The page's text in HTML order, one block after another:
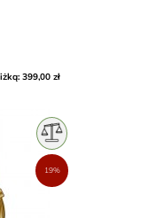
399,00 zł
19%